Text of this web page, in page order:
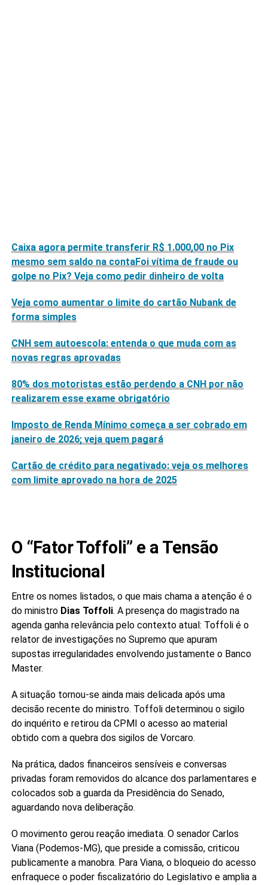
Caixa agora permite transferir R$ 1.000,00 no Pix
mesmo sem saldo na contaFoi vítima de fraude ou
golpe no Pix? Veja como pedir dinheiro de volta
Veja como aumentar o limite do cartão Nubank de
forma simples
CNH sem autoescola: entenda o que muda com as
novas regras aprovadas
80% dos motoristas estão perdendo a CNH por não
realizarem esse exame obrigatório
Imposto de Renda Mínimo começa a ser cobrado em
janeiro de 2026; veja quem pagará
Cartão de crédito para negativado: veja os melhores
com limite aprovado na hora de 2025
O “Fator Toffoli” e a Tensão
Institucional
Entre os nomes listados, o que mais chama a atenção é o
do ministro Dias Toffoli. A presença do magistrado na
agenda ganha relevância pelo contexto atual: Toffoli é o
relator de investigações no Supremo que apuram
supostas irregularidades envolvendo justamente o Banco
Master.
A situação tornou-se ainda mais delicada após uma
decisão recente do ministro. Toffoli determinou o sigilo
do inquérito e retirou da CPMI o acesso ao material
obtido com a quebra dos sigilos de Vorcaro.
Na prática, dados financeiros sensíveis e conversas
privadas foram removidos do alcance dos parlamentares e
colocados sob a guarda da Presidência do Senado,
aguardando nova deliberação.
O movimento gerou reação imediata. O senador Carlos
Viana (Podemos-MG), que preside a comissão, criticou
publicamente a manobra. Para Viana, o bloqueio do acesso
enfraquece o poder fiscalizatório do Legislativo e amplia a